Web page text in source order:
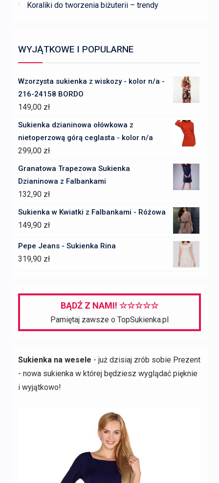
Koraliki do tworzenia biżuterii – trendy
WYJĄTKOWE I POPULARNE
Wzorzysta sukienka z wiskozy - kolor n/a -
216-24158 BORDO
149,00 zł
Sukienka dzianinowa ołówkowa z
nietoperzową górą ceglasta - kolor n/a
299,00 zł
Granatowa Trapezowa Sukienka
Dzianinowa z Falbankami
132,90 zł
Sukienka w Kwiatki z Falbankami - Różowa
149,90 zł
Pepe Jeans - Sukienka Rina
319,90 zł
BĄDŹ Z NAMI! ☆☆☆☆☆
Pamiętaj zawsze o TopSukienka.pl
Sukienka na wesele - już dzisiaj zrób sobie Prezent
- nowa sukienka w której będziesz wyglądać pięknie
i wyjątkowo!